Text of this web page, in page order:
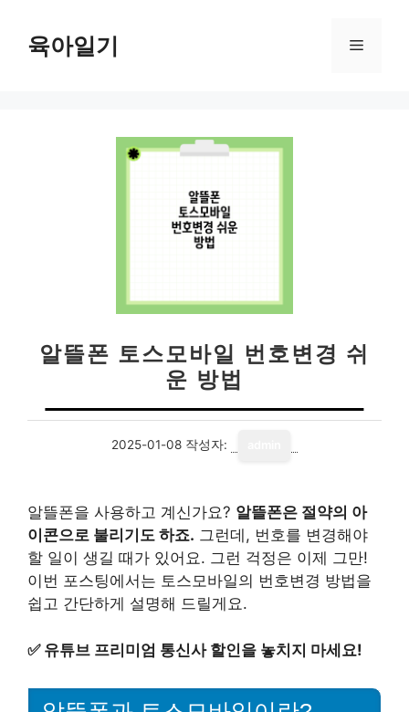
육아일기 메
알뜰폰 토스모바일 번호변경 쉬
운 방법
2025-01-08 작성자:
알뜰폰을 사용하고 계신가요? 알뜰폰은 절약의 아
이콘으로 불리기도 하죠. 그런데, 번호를 변경해야
할 일이 생길 때가 있어요. 그런 걱정은 이제 그만!
이번 포스팅에서는 토스모바일의 번호변경 방법을
쉽고 간단하게 설명해 드릴게요.
✅ 유튜브 프리미엄 통신사 할인을 놓치지 마세요!